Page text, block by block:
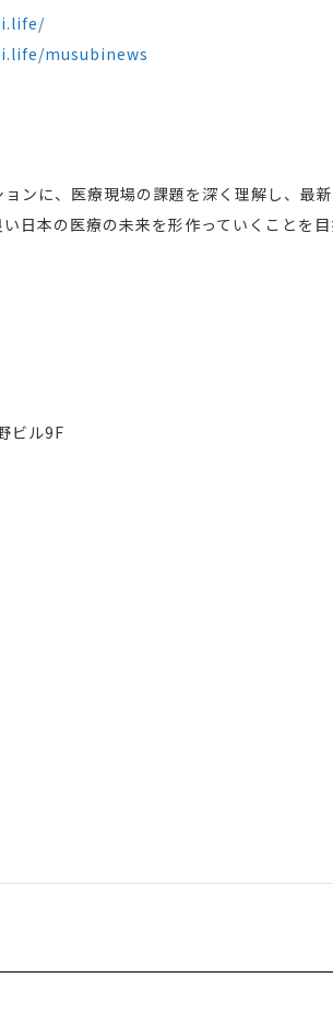
musubinews
ンに、医療現場の課題を深く理解し、最
日本の医療の未来を形作っていくことを目
ビル9F